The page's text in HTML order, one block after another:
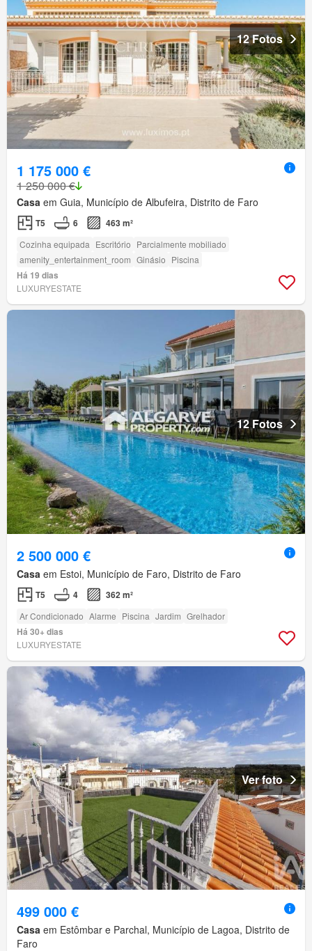
12 Fotos
1 175 000 €
1 250 000 €
Casa em Guia, Município de Albufeira, Distrito de Faro
T5 6 463 m²
Cozinha equipada Escritório Parcialmente mobiliado
amenity_entertainment_room Ginásio Piscina
Há 19 dias
LUXURYESTATE
12 Fotos
2 500 000 €
Casa em Estoi, Município de Faro, Distrito de Faro
T5 4 362 m²
Ar Condicionado Alarme Piscina Jardim Grelhador
Há 30+ dias
LUXURYESTATE
Ver foto
499 000 €
Casa em Estômbar e Parchal, Município de Lagoa, Distrito de
Faro